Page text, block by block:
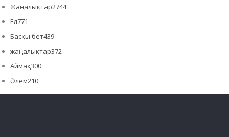
Жаңалықтар2744
Ел771
Басқы бет439
жаңалықтар372
Аймақ300
Әлем210